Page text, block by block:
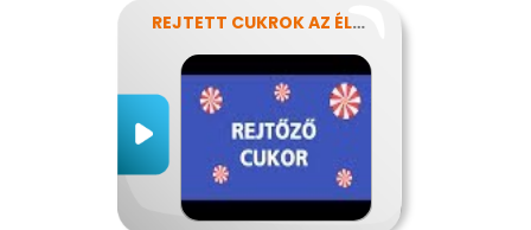
REJTETT CUKROK AZ ÉLELMISZEREINKBEN